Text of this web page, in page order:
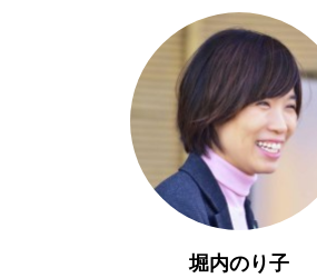
堀内のり子